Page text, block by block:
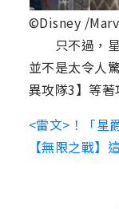
©Disney /
只不過，星
並不是太令人
異攻隊3】等著
<雷文>！「星
【無限之戰】